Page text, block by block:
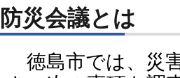
防災会議とは
徳島市では、災